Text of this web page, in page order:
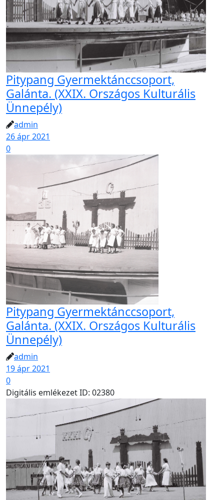
Pitypang Gyermektánccsoport,
Galánta. (XXIX. Országos Kulturális
Ünnepély)
admin
26 ápr 2021
0
Pitypang Gyermektánccsoport,
Galánta. (XXIX. Országos Kulturális
Ünnepély)
admin
19 ápr 2021
0
Digitális emlékezet ID: 02380